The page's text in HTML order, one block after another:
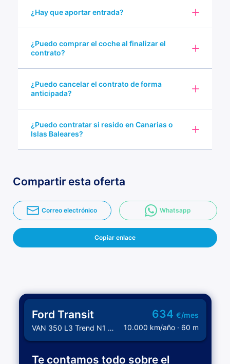
¿Hay que aportar entrada?
¿Puedo comprar el coche al finalizar el
contrato?
¿Puedo cancelar el contrato de forma
anticipada?
¿Puedo contratar si resido en Canarias o
Islas Baleares?
Compartir esta oferta
Correo electrónico Whatsapp
Copiar enlace
Ford Transit
VAN 350 L3 Trend N1 2.0 EcoBlue
634 €/mes
10.000 km/año · 60 m
Te contamos todo sobre el